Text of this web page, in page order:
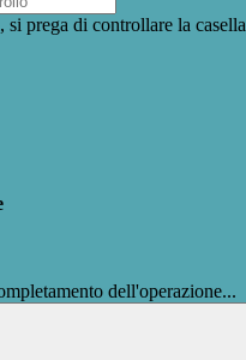
si prega di controllare la
dell'operazione...